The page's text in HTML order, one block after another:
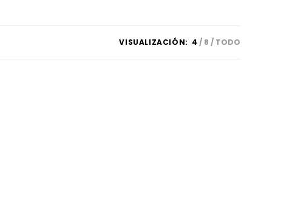
VISUALIZACIÓN: 4 8 TODO